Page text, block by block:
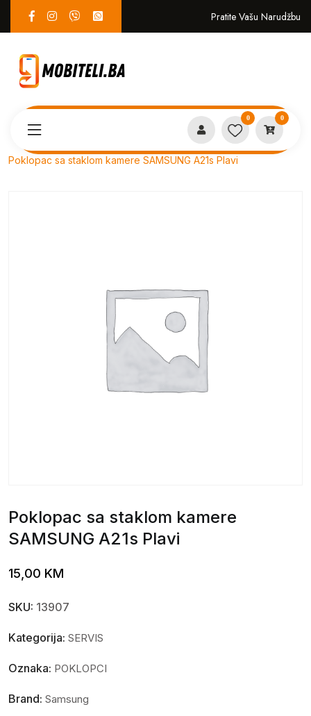
Pratite Vašu Narudžbu
0 0
Poklopac sa staklom kamere SAMSUNG A21s Plavi
Poklopac sa staklom kamere
SAMSUNG A21s Plavi
15,00 KM
SKU: 13907
Kategorija: SERVIS
Oznaka: POKLOPCI
Brand: Samsung